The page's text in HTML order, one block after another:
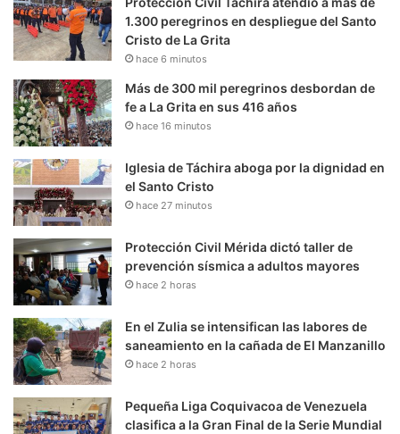
1.300 peregrinos en despliegue del Santo
Cristo de La Grita
hace 6 minutos
Más de 300 mil peregrinos desbordan de
fe a La Grita en sus 416 años
hace 16 minutos
Iglesia de Táchira aboga por la dignidad en
el Santo Cristo
hace 27 minutos
Protección Civil Mérida dictó taller de
prevención sísmica a adultos mayores
hace 2 horas
En el Zulia se intensifican las labores de
saneamiento en la cañada de El Manzanillo
hace 2 horas
Pequeña Liga Coquivacoa de Venezuela
clasifica a la Gran Final de la Serie Mundial